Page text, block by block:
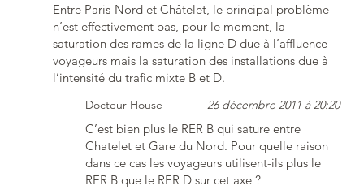
Entre Paris-Nord et Châtelet, le principal problème
n’est effectivement pas, pour le moment, la
saturation des rames de la ligne D due à l’affluence
voyageurs mais la saturation des installations due à
l’intensité du trafic mixte B et D.
Docteur House 26 décembre 2011 à 20:20
C’est bien plus le RER B qui sature entre
Chatelet et Gare du Nord. Pour quelle raison
dans ce cas les voyageurs utilisent-ils plus le
RER B que le RER D sur cet axe ?